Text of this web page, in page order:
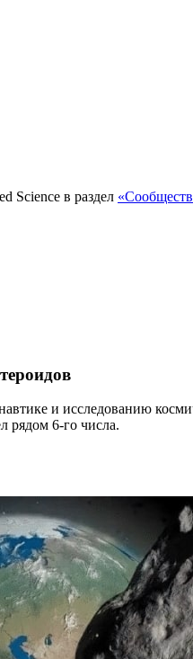
Science в раздел
и исследованию
рядом 6-го числа.